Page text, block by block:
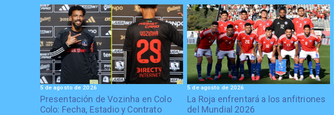
Presentación de Vozinha en Colo
Colo: Fecha, Estadio y Contrato
5 de agosto de 2026
La Roja enfrentará a los anfitriones
del Mundial 2026
5 de agosto de 2026